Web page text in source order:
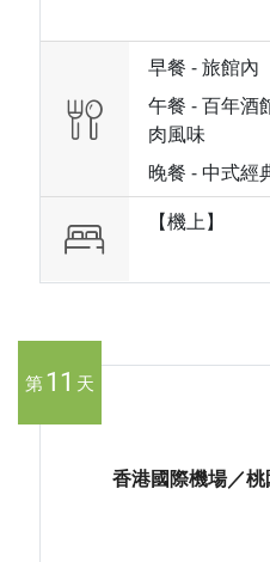
早餐 -旅館內
午餐 -百年酒
肉風味
晚餐 -中式經
【機上】
第11 天
香港國際機場／